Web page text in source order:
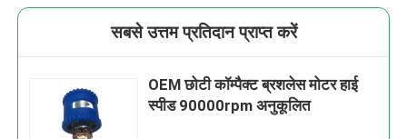
सबसे उत्तम प्रतिदान प्राप्त करें
OEM छोटी कॉम्पैक्ट ब्रशलेस मोटर हाई
स्पीड 90000rpm अनुकूलित